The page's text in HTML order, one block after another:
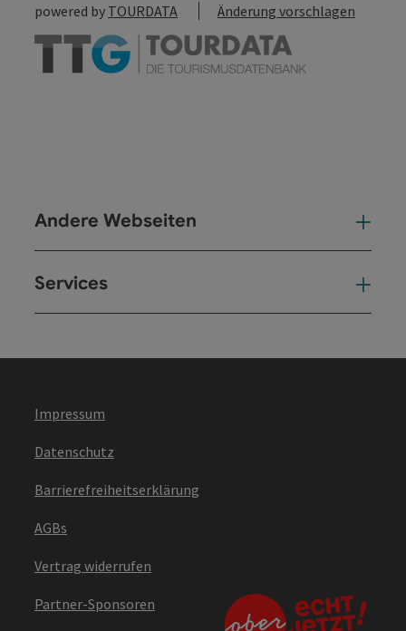
powered by TOURDATA Änderung vorschlagen
Andere Webseiten
Services
Impressum
Datenschutz
Barrierefreiheitserklärung
AGBs
Vertrag widerrufen
Partner-Sponsoren